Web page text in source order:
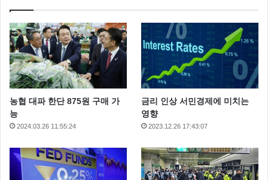
농협 대파 한단 875원 구매 가
능
2024.03.26 11:55:24
금리 인상 서민경제에 미치는
영향
2023.12.26 17:43:07